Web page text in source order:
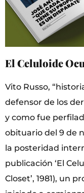
El Celuloide
Vito Russo,
defensor de los
y como fue
obituario del 9 de
la posteridad
publicación ‘El
Closet’, 1981), un